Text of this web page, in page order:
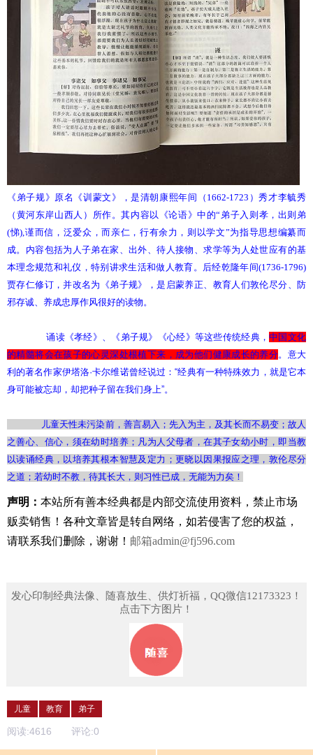
《弟子规》原名《训蒙文》，是清朝康熙年间（1662-1723）秀才李毓秀
（黄河东岸山西人）所作。其内容以《论语》中的“弟子入则孝，出则弟
(悌),谨而信，泛爱众，而亲仁，行有余力，则以学文”为指导思想编纂而
成。内容包括为人子弟在家、出外、待人接物、求学等为人处世应有的基
本理念规范和礼仪，特别讲求生活和做人教育。后经乾隆年间(1736-1796)
贾存仁修订，并改名为《弟子规》，是启蒙养正、教育人们敦伦尽分、防
邪存诚、养成忠厚作风很好的读物。
诵读《孝经》、《弟子规》《心经》等这些传统经典，中国文化
的精髓将会在孩子的心灵深处根植下来，成为他们健康成长的养分。意大
利的著名作家伊塔洛·卡尔维诺曾经说过：“经典有一种特殊效力，就是它本
身可能被忘却，却把种子留在我们身上”。
儿童天性未污染前，善言易入；先入为主，及其长而不易变；故人
之善心、信心，须在幼时培养；凡为人父母者，在其子女幼小时，即当教
以读诵经典，以培养其根本智慧及定力；更晓以因果报应之理，敦伦尽分
之道；若幼时不教，待其长大，则习性已成，无能为力矣！
声明： 本站所有善本经典都是内部交流使用资料，禁止市场
贩卖销售！ 各种文章皆是转自网络，如若侵害了您的权益，
请联系我们删除，谢谢！ 邮箱admin@fj596.com
发心印制经典法像、随喜放生、供灯祈福，QQ微信12173323！
点击下方图片！
儿童 教育 弟子
阅读:4616 评论:0